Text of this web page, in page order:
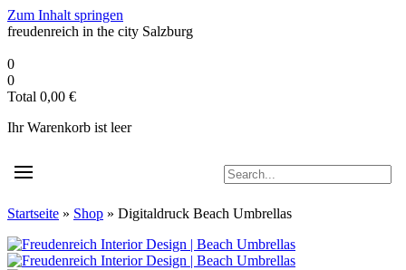
Zum Inhalt springen
freudenreich in the city Salzburg
0
0
Total 0,00 €
Ihr Warenkorb ist leer
Startseite » Shop » Digitaldruck Beach Umbrellas